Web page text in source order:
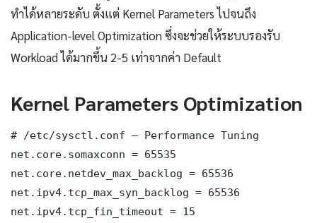
ทำได้หลายระดับ ตั้งแต่ Kernel Parameters ไปจนถึง
Application-level Optimization ซึ่งจะช่วยให้ระบบรองรับ
Workload ได้มากขึ้น 2-5 เท่าจากค่า Default
Kernel Parameters Optimization
# /etc/sysctl.conf — Performance Tuning
net.core.somaxconn = 65535
net.core.netdev_max_backlog = 65536
net.ipv4.tcp_max_syn_backlog = 65536
net.ipv4.tcp_fin_timeout = 15